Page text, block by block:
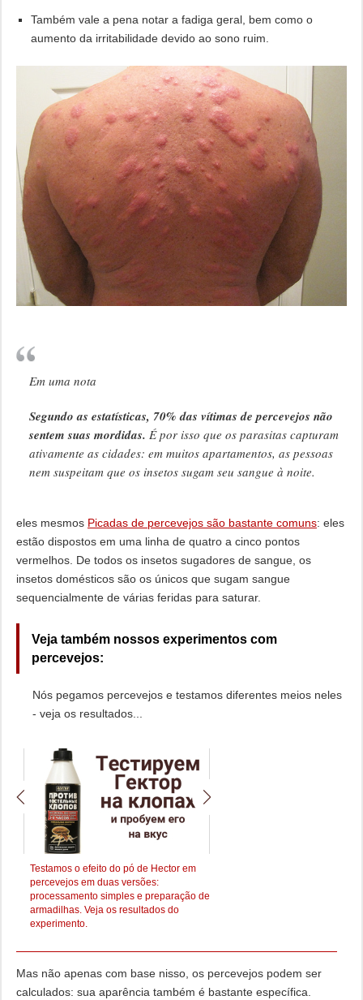
Também vale a pena notar a fadiga geral, bem como o
aumento da irritabilidade devido ao sono ruim.
Em uma nota
Segundo as estatísticas, 70% das vítimas de percevejos não
sentem suas mordidas. É por isso que os parasitas capturam
ativamente as cidades: em muitos apartamentos, as pessoas
nem suspeitam que os insetos sugam seu sangue à noite.
eles mesmos Picadas de percevejos são bastante comuns: eles
estão dispostos em uma linha de quatro a cinco pontos
vermelhos. De todos os insetos sugadores de sangue, os
insetos domésticos são os únicos que sugam sangue
sequencialmente de várias feridas para saturar.
Veja também nossos experimentos com
percevejos:
Nós pegamos percevejos e testamos diferentes meios neles
- veja os resultados...
Testamos o efeito do pó de Hector em
percevejos em duas versões:
processamento simples e preparação de
armadilhas. Veja os resultados do
experimento.
Mas não apenas com base nisso, os percevejos podem ser
calculados: sua aparência também é bastante específica.